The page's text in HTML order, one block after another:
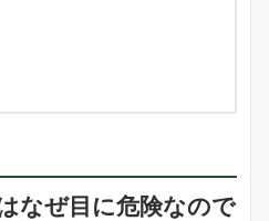
なぜ目に危険なので